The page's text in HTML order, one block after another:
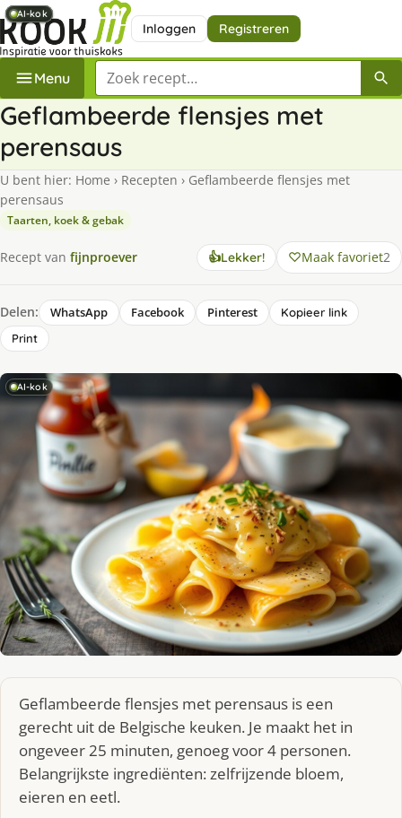
Inloggen Registreren
Menu Zoek een recept
Geflambeerde flensjes met
perensaus
U bent hier: Home › Recepten › Geflambeerde flensjes met
perensaus
Taarten, koek & gebak
Recept van fijnproever 👍Lekker! Maak favoriet2
Delen: WhatsApp Facebook Pinterest
Kopieer link
Print
AI-kok
Geflambeerde flensjes met perensaus is een
gerecht uit de Belgische keuken. Je maakt het in
ongeveer 25 minuten, genoeg voor 4 personen.
Belangrijkste ingrediënten: zelfrijzende bloem,
eieren en eetl.
AI-kok
AI-kok
AI-kok
AI-kok
AI-kok